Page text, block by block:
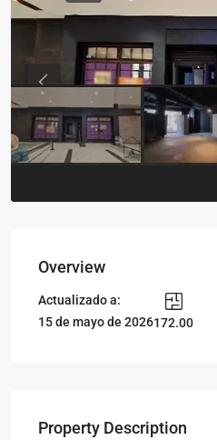
Previous
Overview
Actualizado a:
15 de mayo de 2026172.00
Property Description